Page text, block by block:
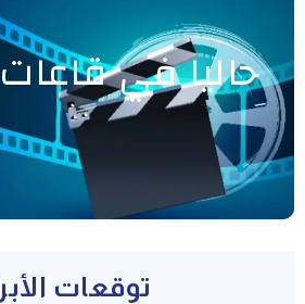
حاليا في
توقعات